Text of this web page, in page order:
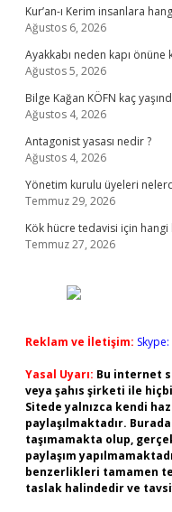
Kur’an-ı Kerim insanlara
Ağustos 6, 2026
Ayakkabı neden kapı önüne
Ağustos 5, 2026
Bilge Kağan KÖFN kaç
Ağustos 4, 2026
Antagonist yasası nedir ?
Ağustos 4, 2026
Yönetim kurulu üyeleri
Temmuz 29, 2026
Kök hücre tedavisi için
Temmuz 27, 2026
Reklam ve İletişim:
Yasal Uyarı: Bu internet
veya şahıs şirketi ile
Sitede yalnızca kendi
paylaşılmaktadır.
taşımamakta olup,
paylaşım
benzerlikleri tamamen
taslak halindedir ve